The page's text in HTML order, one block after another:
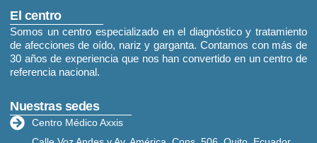
El centro
Somos un centro especializado en el diagnóstico y tratamiento
de afecciones de oído, nariz y garganta. Contamos con más de
30 años de experiencia que nos han convertido en un centro de
referencia nacional.
Nuestras sedes
Centro Médico Axxis